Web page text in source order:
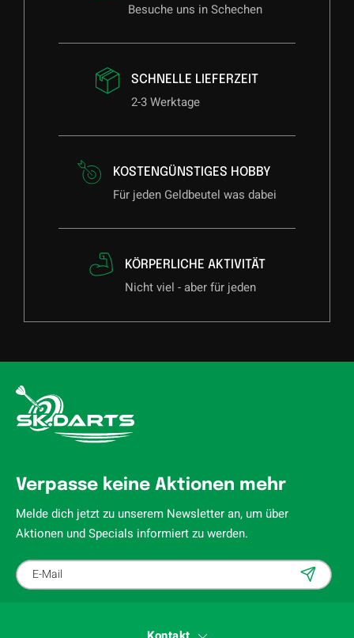
Besuche uns in Schechen
SCHNELLE LIEFERZEIT
2-3 Werktage
KOSTENGÜNSTIGES HOBBY
Für jeden Geldbeutel was dabei
KÖRPERLICHE AKTIVITÄT
Nicht viel - aber für jeden
Verpasse keine Aktionen mehr
Melde dich jetzt zu unserem Newsletter an, um über
Aktionen und Specials informiert zu werden.